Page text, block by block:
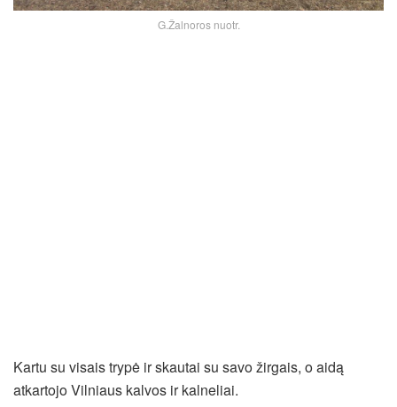
G.Žalnoros nuotr.
Kartu su visais trypė ir skautai su savo žirgais, o aidą
atkartojo Vilniaus kalvos ir kalneliai.